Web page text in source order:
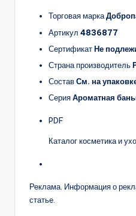
Торговая марка
Артикул 4836877
СертификатНе
Страна производитель
СоставСм. на
СерияАроматная
PDF
Каталог косметика и
Реклама. Информация о
статье.